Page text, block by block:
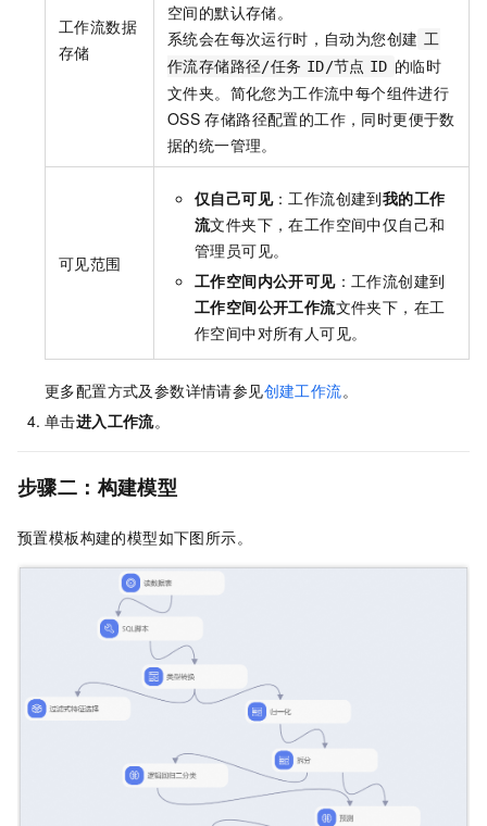
工作流数据
存储
空间的默认存储。
系统会在每次运行时，自动为您创建 工
作流存储路径/任务 ID/节点 ID 的临时
文件夹。简化您为工作流中每个组件进行
OSS 存储路径配置的工作，同时更便于数
据的统一管理。
可见范围
仅自己可见：工作流创建到我的工作
流文件夹下，在工作空间中仅自己和
管理员可见。
工作空间内公开可见：工作流创建到
工作空间公开工作流文件夹下，在工
作空间中对所有人可见。
更多配置方式及参数详情请参见创建工作流。
单击进入工作流。
步骤二：构建模型
预置模板构建的模型如下图所示。